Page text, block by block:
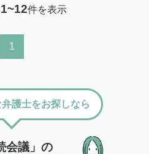
1~12件を表示
1
会議」の
護士をお探しなら